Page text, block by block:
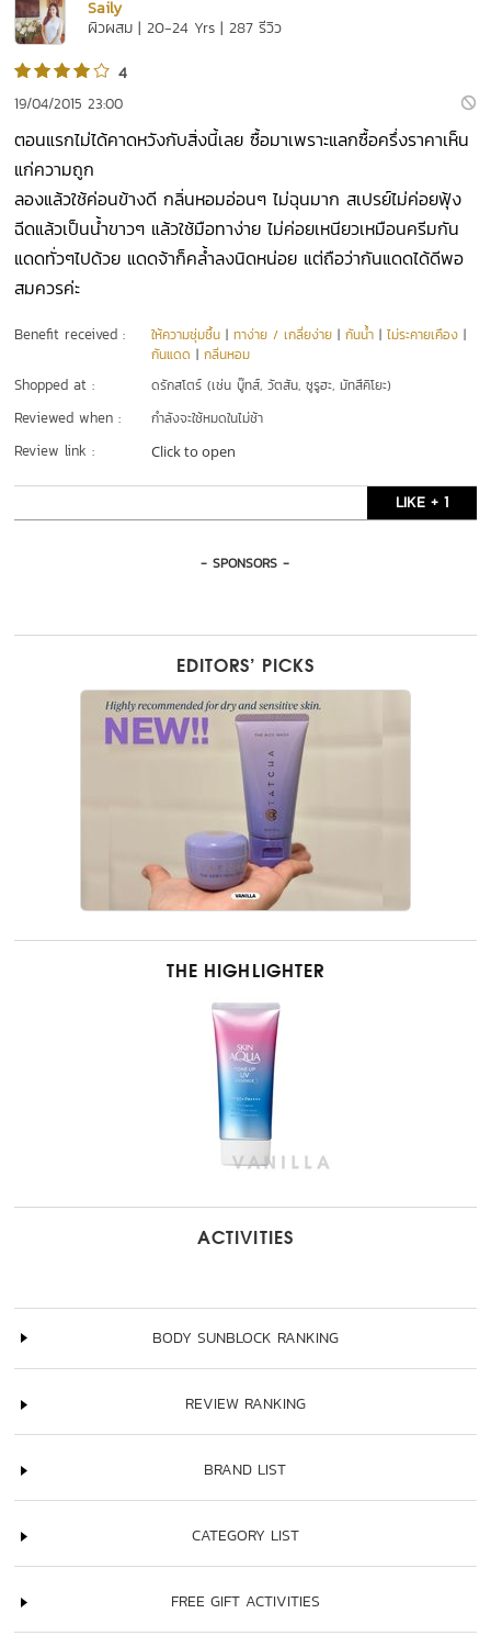
Saily
ผิวผสม | 20-24 Yrs | 287 รีวิว
4
19/04/2015 23:00
ตอนแรกไม่ได้คาดหวังกับสิ่งนี้เลย ซื้อมาเพราะแลกซื้อครึ่งราคาเห็น
แก่ความถูก
ลองแล้วใช้ค่อนข้างดี กลิ่นหอมอ่อนๆ ไม่ฉุนมาก สเปรย์ไม่ค่อยฟุ้ง
ฉีดแล้วเป็นน้ำขาวๆ แล้วใช้มือทาง่าย ไม่ค่อยเหนียวเหมือนครีมกัน
แดดทั่วๆไปด้วย แดดจ้าก็คล้ำลงนิดหน่อย แต่ถือว่ากันแดดได้ดีพอ
สมควรค่ะ
Benefit received : ให้ความชุ่มชื้น |ทาง่าย / เกลี่ยง่าย |กันน้ำ |ไม่ระคายเคือง |
กันแดด |กลิ่นหอม
Shopped at : ดรักสโตร์ (เช่น บู๊ทส์, วัตสัน, ซูรูฮะ, มัทสึคิโยะ)
Reviewed when : กำลังจะใช้หมดในไม่ช้า
Review link : Click to open
LIKE + 1
- SPONSORS -
EDITORS’ PICKS
THE HIGHLIGHTER
ACTIVITIES
BODY SUNBLOCK RANKING
REVIEW RANKING
BRAND LIST
CATEGORY LIST
FREE GIFT ACTIVITIES